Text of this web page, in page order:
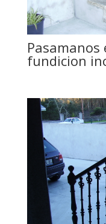
fundicion